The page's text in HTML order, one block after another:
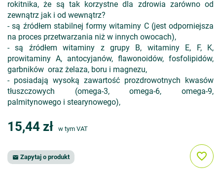
rokitnika, że są tak korzystne dla zdrowia zarówno od
zewnątrz jak i od wewnątrz?
- są źródłem stabilnej formy witaminy C (jest odporniejsza
na proces przetwarzania niż w innych owocach),
- są źródłem witaminy z grupy B, witaminy E, F, K,
prowitaminy A, antocyjanów, flawonoidów, fosfolipidów,
garbników oraz żelaza, boru i magnezu,
- posiadają wysoką zawartość prozdrowotnych kwasów
tłuszczowych (omega-3, omega-6, omega-9,
palmitynowego i stearynowego),
15,44 zł w tym VAT
 Zapytaj o produkt favorite_border